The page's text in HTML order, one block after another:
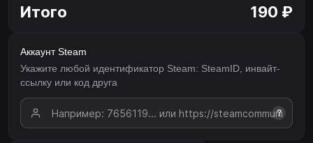
Итого 190 ₽
Аккаунт Steam
Укажите любой идентификатор Steam: SteamID, инвайт-
ссылку или код друга
?